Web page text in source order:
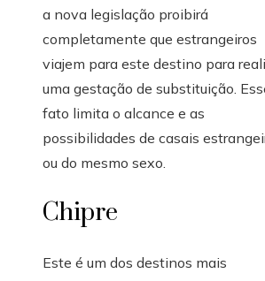
a nova legislação proibirá
completamente que estrangeiros
viajem para este destino para
uma gestação de substituição.
fato limita o alcance e as
possibilidades de casais
ou do mesmo sexo.
Chipre
Este é um dos destinos mais